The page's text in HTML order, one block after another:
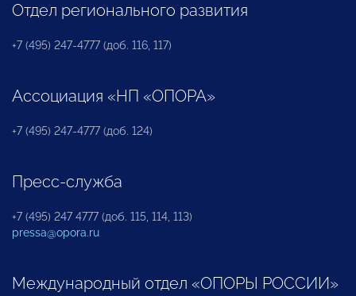
Отдел регионального развития
+7 (495) 247-4777 (доб. 116, 117)
Ассоциация «НП «ОПОРА»
+7 (495) 247-4777 (доб. 124)
Пресс-служба
+7 (495) 247 4777 (доб. 115, 114, 113)
pressa@opora.ru
Международный отдел «ОПОРЫ РОССИИ»